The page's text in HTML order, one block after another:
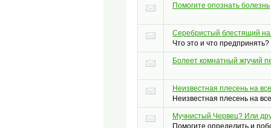
Помогите опознать болезнь
Серебристый блестящий
Что это и что предпринять?
Болеет комнатный жгучий
Неизвестная плесень на
Неизвестная плесень на
Мучнистый Червец? Или
Помогите определить и